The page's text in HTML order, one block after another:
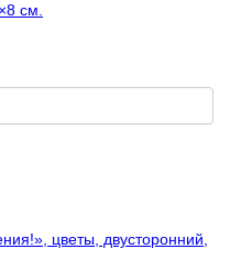
см.
цветы, двусторонний,